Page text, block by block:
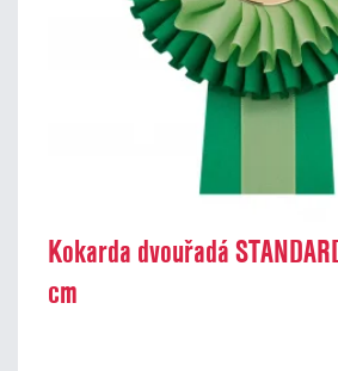
Kokarda dvouřadá
cm